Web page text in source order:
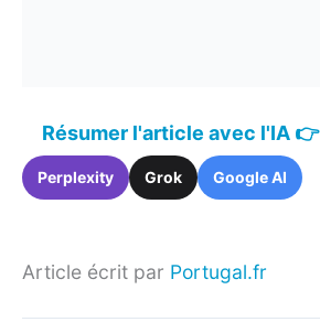
Résumer l'article avec l'IA 👉
Perplexity Grok Google AI
Article écrit par Portugal.fr